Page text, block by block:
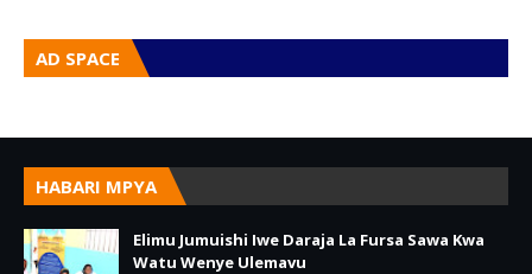
AD SPACE
HABARI MPYA
Elimu Jumuishi Iwe Daraja La Fursa Sawa Kwa
Watu Wenye Ulemavu